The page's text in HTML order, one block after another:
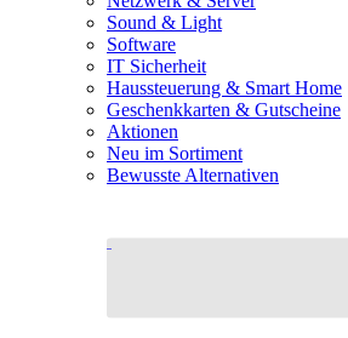
Sound & Light
Software
IT Sicherheit
Haussteuerung & Smart Home
Geschenkkarten & Gutscheine
Aktionen
Neu im Sortiment
Bewusste Alternativen